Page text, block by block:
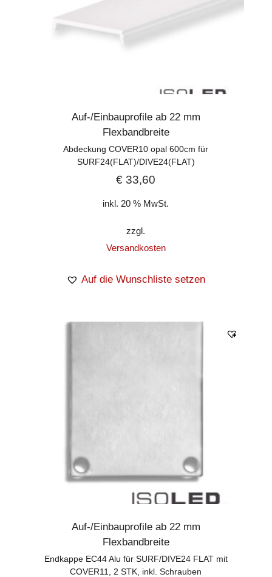
Auf-/Einbauprofile ab 22 mm
Flexbandbreite
Abdeckung COVER10 opal 600cm für
SURF24(FLAT)/DIVE24(FLAT)
€ 33,60
inkl. 20 % MwSt.
zzgl.
Versandkosten
Auf die Wunschliste setzen
Auf-/Einbauprofile ab 22 mm
Flexbandbreite
Endkappe EC44 Alu für SURF/DIVE24 FLAT mit
COVER11, 2 STK, inkl. Schrauben